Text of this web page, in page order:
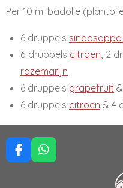
Per 10 ml badolie
6 druppels sinaasappel
6 druppels citroen, 2
rozemarijn
6 druppels grapefruit
6 druppels citroen & 4
F
a
W
h